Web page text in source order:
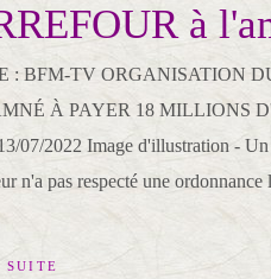
à
: BFM-TV ORGANISATION
À PAYER 18 MILLIONS
07/2022 Image d'illustration -
n'a pas respecté une
SUITE